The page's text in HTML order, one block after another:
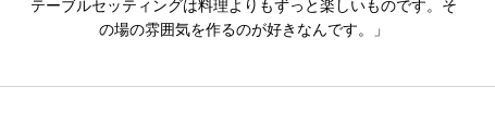
テーブルセッティングは料理よりもずっと楽しいものです。そ
の場の雰囲気を作るのが好きなんです。」